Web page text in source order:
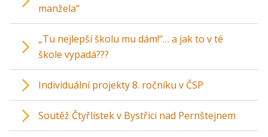
manžela“
„Tu nejlepší školu mu dám!“… a jak to v té
škole vypadá???
Individuální projekty 8. ročníku v ČSP
Soutěž Čtyřlístek v Bystřici nad Pernštejnem